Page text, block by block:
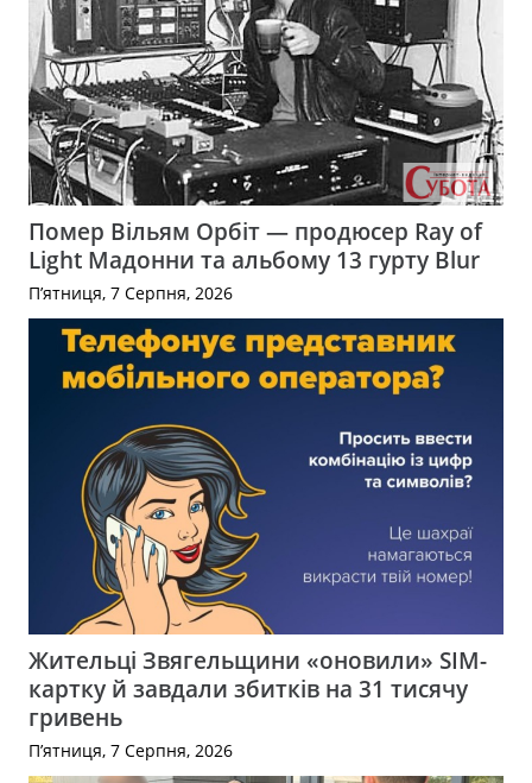
Помер Вільям Орбіт — продюсер Ray of
Light Мадонни та альбому 13 гурту Blur
П’ятниця, 7 Серпня, 2026
Жительці Звягельщини «оновили» SIM-
картку й завдали збитків на 31 тисячу
гривень
П’ятниця, 7 Серпня, 2026